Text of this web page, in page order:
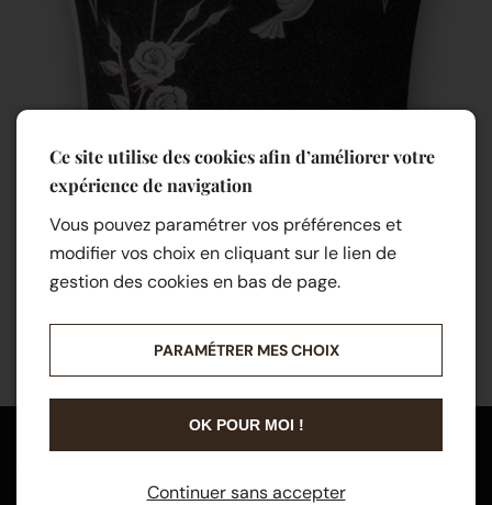
Ce site utilise des cookies afin d’améliorer votre
expérience de navigation
Vous pouvez paramétrer vos préférences et
modifier vos choix en cliquant sur le lien de
gestion des cookies en bas de page.
PARAMÉTRER MES CHOIX
OK POUR MOI !
Continuer sans accepter